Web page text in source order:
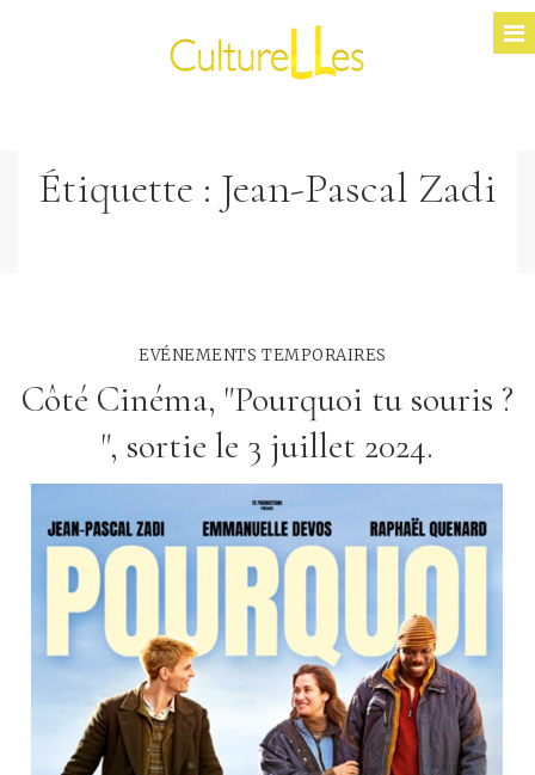
Étiquette : Jean-Pascal Zadi
EVÉNEMENTS TEMPORAIRES
Côté Cinéma, "Pourquoi tu souris ?
", sortie le 3 juillet 2024.